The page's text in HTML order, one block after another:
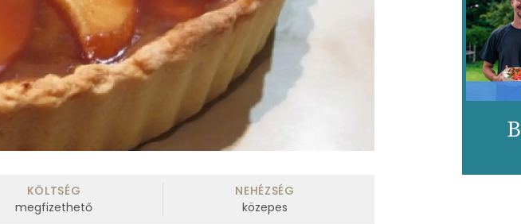
KÖLTSÉG
megfizethető
NEHÉZSÉG
közepes